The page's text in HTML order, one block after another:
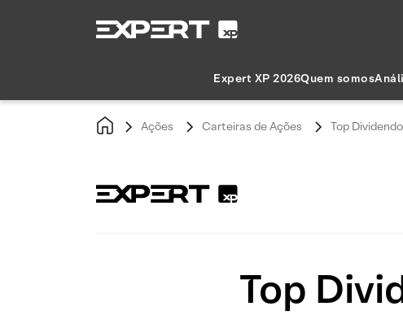
Expert XP 2026Quem somos
Ações Carteiras de Ações Top
Top